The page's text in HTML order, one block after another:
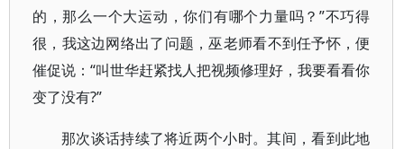
的，那么一个大运动，你们有哪个力量吗？”不巧得
很，我这边网络出了问题，巫老师看不到任予怀，便
催促说：“叫世华赶紧找人把视频修理好，我要看看你
变了没有?”
那次谈话持续了将近两个小时。其间，看到此地